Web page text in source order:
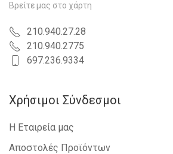
Βρείτε μας στο χάρτη
210.940.27.28
210.940.2775
697.236.9334
Χρήσιμοι Σύνδεσμοι
Η Εταιρεία μας
Αποστολές Προϊόντων